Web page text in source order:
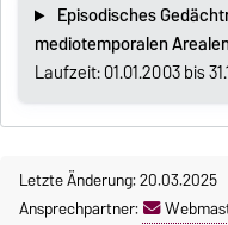
Episodisches
mediotemporalen
Laufzeit: 01.01.2003 bis
Letzte Änderung: 20.03.2025
Ansprechpartner: